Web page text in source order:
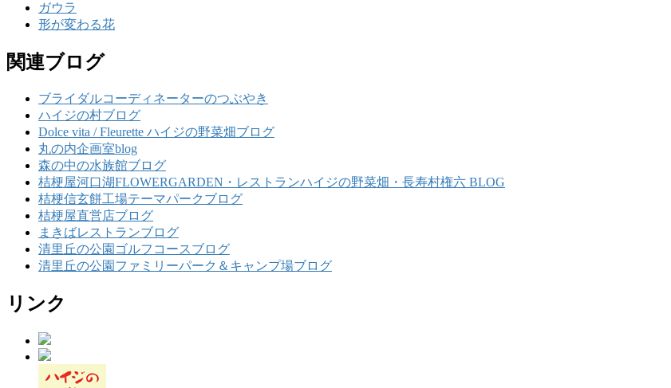
ガウラ
形が変わる花
関連ブログ
ブライダルコーディネーターのつぶやき
ハイジの村ブログ
Dolce vita / Fleurette ハイジの野菜畑ブログ
丸の内企画室blog
森の中の水族館ブログ
桔梗屋河口湖FLOWERGARDEN・レストランハイジの野菜畑・長寿村権六 BLOG
桔梗信玄餅工場テーマパークブログ
桔梗屋直営店ブログ
まきばレストランブログ
清里丘の公園ゴルフコースブログ
清里丘の公園ファミリーパーク＆キャンプ場ブログ
リンク